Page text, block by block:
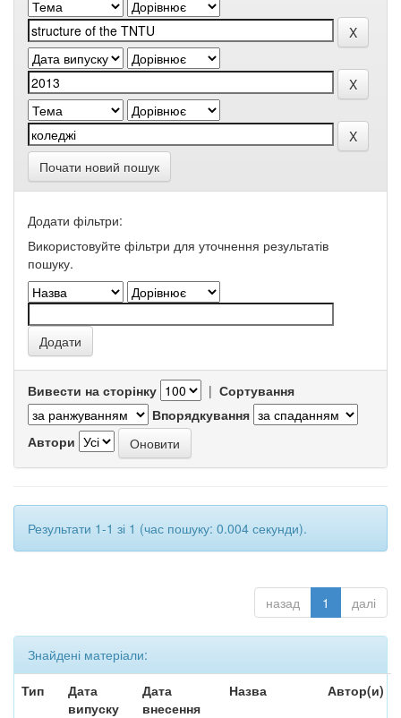
Почати новий пошук
Додати фільтри:
Використовуйте фільтри для уточнення результатів
пошуку.
Вивести на сторінку | Сортування
Впорядкування
Автори
Результати 1-1 зі 1 (час пошуку: 0.004 секунди).
назад 1 далі
Знайдені матеріали:
Тип
Дата
випуску
Дата
внесення
Назва Автор(и)